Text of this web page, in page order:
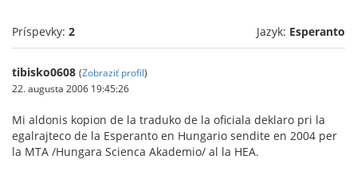
Príspevky: 2 Jazyk: Esperanto
tibisko0608 (Zobraziť profil)
22. augusta 2006 19:45:26
Mi aldonis kopion de la traduko de la oficiala deklaro pri la
egalrajteco de la Esperanto en Hungario sendite en 2004 per
la MTA /Hungara Scienca Akademio/ al la HEA.